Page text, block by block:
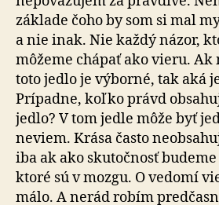
základe čoho by som si mal
a nie inak. Nie každý názor,
môžeme chápať ako vieru. Ak
toto jedlo je výborné, tak aká
Prípadne, koľko právd
jedlo? V tom jedle môže byť
neviem. Krása často
iba ak ako skutočnosť
ktoré sú v mozgu. O vedomí
málo. A nerád robím